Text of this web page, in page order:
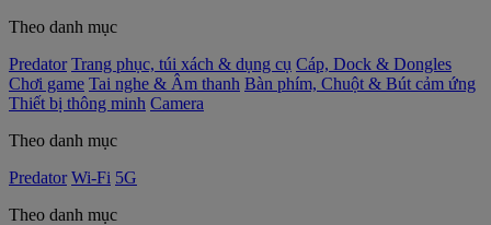
Theo danh mục
Predator Trang phục, túi xách & dụng cụ Cáp, Dock & Dongles
Chơi game Tai nghe & Âm thanh Bàn phím, Chuột & Bút cảm ứng
Thiết bị thông minh Camera
Theo danh mục
Predator Wi-Fi 5G
Theo danh mục